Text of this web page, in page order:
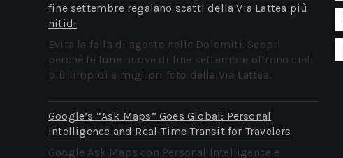
fine settembre regalano scatti della Via Lattea più
nitidi
Evita la folla di agosto nelle Dolomiti. Scopri
perché le lune nuove di fine settembre offrono cieli
più limpidi e migliori foto della Via Lattea.
Google’s “Ask Maps” Goes Global: Personal
Intelligence and Real‑Time Transit for Travelers
Google Ask Maps con Personal Intelligence e